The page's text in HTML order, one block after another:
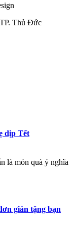
Thủ Đức
dịp Tết
là món quà ý nghĩa
giản tặng bạn